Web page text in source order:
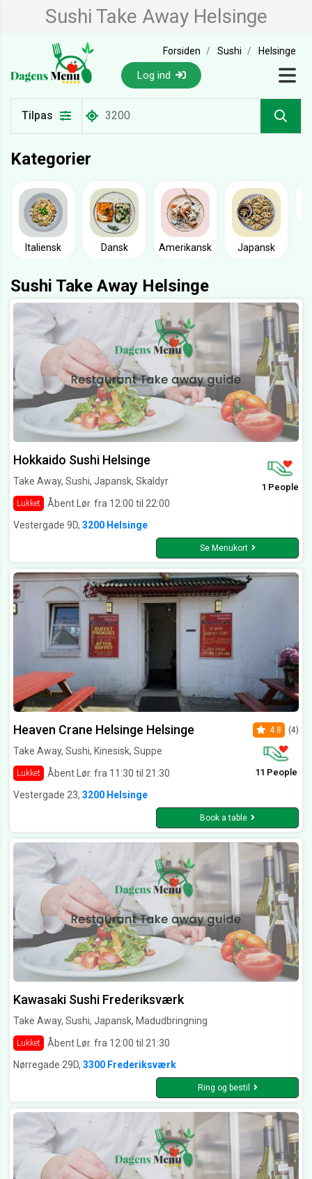
Sushi Take Away Helsinge
Forsiden Sushi Helsinge
Log ind
Tilpas
Kategorier
Italiensk Dansk Amerikansk Japansk
Sushi Take Away Helsinge
Hokkaido Sushi Helsinge
Take Away, Sushi, Japansk, Skaldyr
Lukket Åbent Lør. fra 12:00 til 22:00
1 People
Vestergade 9D, 3200 Helsinge
Se Menukort
Heaven Crane Helsinge Helsinge
Take Away, Sushi, Kinesisk, Suppe
Lukket Åbent Lør. fra 11:30 til 21:30
4.8 (4)
11 People
Vestergade 23, 3200 Helsinge
Book a table
Kawasaki Sushi Frederiksværk
Take Away, Sushi, Japansk, Madudbringning
Lukket
Åbent Lør. fra 12:00 til 21:30
Nørregade 29D, 3300 Frederiksværk
Ring og bestil